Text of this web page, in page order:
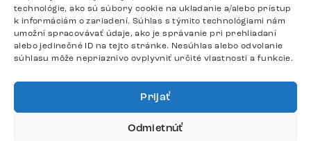
technológie, ako sú súbory cookie na ukladanie a/alebo prístup
k informáciám o zariadení. Súhlas s týmito technológiami nám
umožní spracovávať údaje, ako je správanie pri prehliadaní
alebo jedinečné ID na tejto stránke. Nesúhlas alebo odvolanie
súhlasu môže nepriaznivo ovplyvniť určité vlastnosti a funkcie.
Prijať
Odmietnúť
Odpovedáme do 24 hodín.
Google recenzie
4,8